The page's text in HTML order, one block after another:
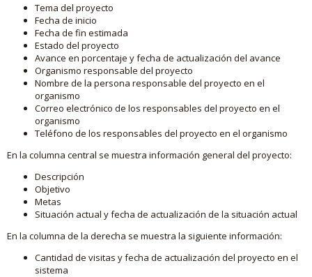
Tema del proyecto
Fecha de inicio
Fecha de fin estimada
Estado del proyecto
Avance en porcentaje y fecha de actualización del avance
Organismo responsable del proyecto
Nombre de la persona responsable del proyecto en el
organismo
Correo electrónico de los responsables del proyecto en el
organismo
Teléfono de los responsables del proyecto en el organismo
En la columna central se muestra información general del proyecto:
Descripción
Objetivo
Metas
Situación actual y fecha de actualización de la situación actual
En la columna de la derecha se muestra la siguiente información:
Cantidad de visitas y fecha de actualización del proyecto en el
sistema